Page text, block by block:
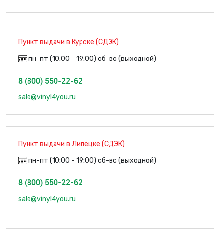
Пункт выдачи в Курске (СДЭК)
пн-пт (10:00 - 19:00) сб-вс (выходной)
8 (800) 550-22-62
sale@vinyl4you.ru
Пункт выдачи в Липецке (СДЭК)
пн-пт (10:00 - 19:00) сб-вс (выходной)
8 (800) 550-22-62
sale@vinyl4you.ru